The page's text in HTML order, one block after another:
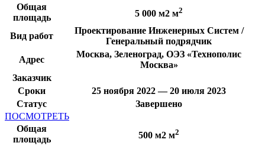
Общая
площадь
5 000 м2 м2
Вид работ
Проектирование Инженерных Систем /
Генеральный подрядчик
Адрес
Москва, Зеленоград, ОЭЗ «Технополис
Москва»
Заказчик
Сроки
25 ноября 2022 — 20 июля 2023
Статус
Завершено
ПОСМОТРЕТЬ
Общая
площадь
500 м2 м2